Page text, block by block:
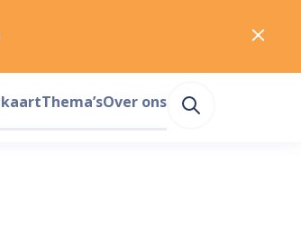
Thema’sOver ons